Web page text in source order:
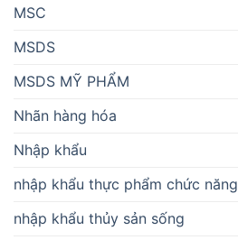
MSC
MSDS
MSDS MỸ PHẨM
Nhãn hàng hóa
Nhập khẩu
nhập khẩu thực phẩm chức năng
nhập khẩu thủy sản sống